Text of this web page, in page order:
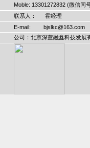
Moble: 13301272832 (微信同
联系人： 霍经理
E-mail: bjslkc@163.com
公司：北京深蓝融鑫科技发展